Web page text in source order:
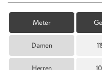
Meter
Damen